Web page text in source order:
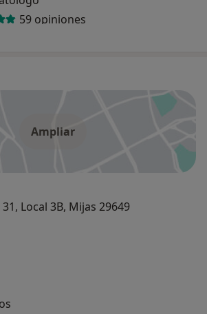
59 opiniones
Ampliar
Local 3B, Mijas 29649